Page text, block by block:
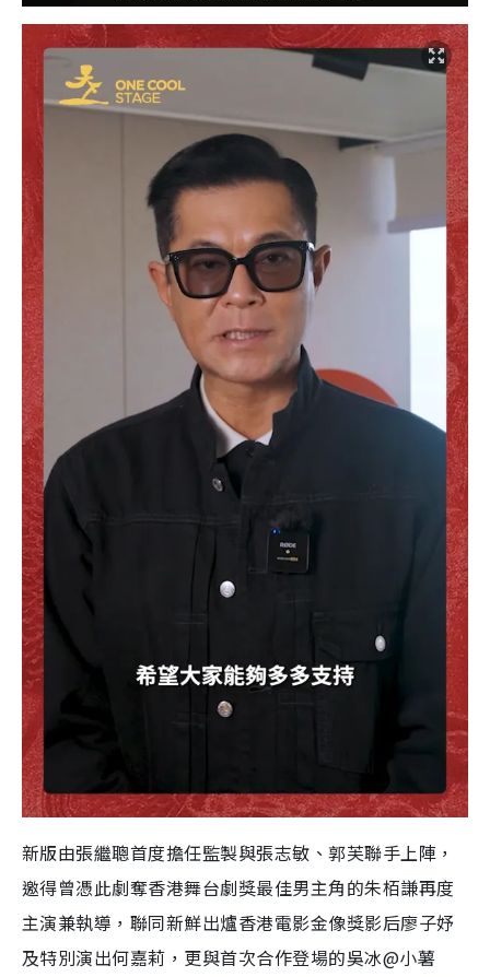
新版由張繼聰首度擔任監製與張志敏、郭芙聯手上陣，
邀得曾憑此劇奪香港舞台劇獎最佳男主角的朱栢謙再度
主演兼執導，聯同新鮮出爐香港電影金像獎影后廖子妤
及特別演出何嘉莉，更與首次合作登場的吳冰@小薯